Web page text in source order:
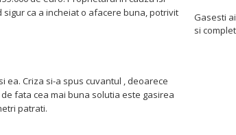
ca a incheiat o afacere buna, potrivit
ea. Criza si-a spus cuvantul , deoarece
fata cea mai buna solutia este gasirea
patrati.
Gasesti
si